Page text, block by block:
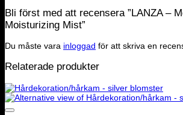
Bli först med att recensera ”LANZA –
Moisturizing Mist”
Du måste vara inloggad för att skriva en
Relaterade produkter